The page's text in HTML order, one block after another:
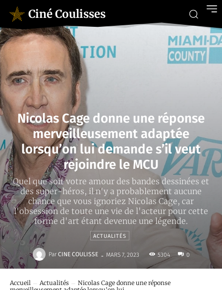
Ciné Coulisses
Nicolas Cage donne une réponse
merveilleusement adaptée
lorsqu’on lui demande s’il veut
rejoindre le MCU
Quel que soit votre amour des bandes dessinées et
des super-héros, il n'y a probablement aucune
chance que vous ignoriez Nicolas Cage, car
l'obsession de toute une vie de l'acteur pour cette
forme d'art étant devenue une légende.
ACTUALITÉS
Par CINE COULISSE - MARS 7, 2023 5304 0
Accueil Actualités
Nicolas Cage donne une réponse